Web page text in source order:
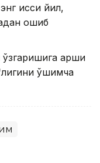
иссиқ йил,
ошиб
қарши
қўшимча